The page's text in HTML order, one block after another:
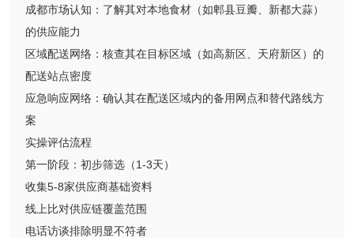
成都市场认知：了解其对本地食材（如郫县豆瓣、新都大蒜）
的供应能力
区域配送网络：核查其在目标区域（如高新区、天府新区）的
配送站点密度
应急响应网络：确认其在配送区域内的备用网点和替代路线方
案
实操评估流程
第一阶段：初步筛选（1-3天）
收集5-8家供应商基础资料
线上比对供应链覆盖范围
电话访谈排除明显不符者